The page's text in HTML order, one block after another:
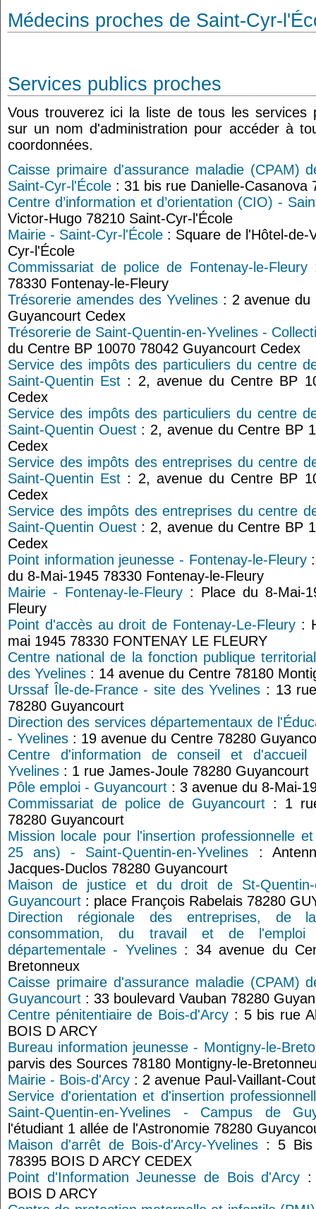
Médecins proches de Saint-Cyr-
Services publics proches
Vous trouverez ici la liste de tous les services
sur un nom d'administration pour accéder à
coordonnées.
Caisse primaire d'assurance maladie (CPAM)
Saint-Cyr-l'École : 31 bis rue Danielle-Casanova
Centre d’information et d’orientation (CIO) -
Victor-Hugo 78210 Saint-Cyr-l'École
Mairie - Saint-Cyr-l'École : Square de l'Hôtel-de-
Cyr-l'École
Commissariat de police de Fontenay-le-Fleury:
78330 Fontenay-le-Fleury
Trésorerie amendes des Yvelines: 2 avenue du
Guyancourt Cedex
Trésorerie de Saint-Quentin-en-Yvelines -
du Centre BP 10070 78042 Guyancourt Cedex
Service des impôts des particuliers du centre
Saint-Quentin Est : 2, avenue du Centre BP
Cedex
Service des impôts des particuliers du centre
Saint-Quentin Ouest: 2, avenue du Centre BP
Cedex
Service des impôts des entreprises du centre
Saint-Quentin Est : 2, avenue du Centre BP
Cedex
Service des impôts des entreprises du centre
Saint-Quentin Ouest: 2, avenue du Centre BP
Cedex
Point information jeunesse - Fontenay-le-Fleury:
du 8-Mai-1945 78330 Fontenay-le-Fleury
Mairie - Fontenay-le-Fleury : Place du 8-Mai-
Fleury
Point d'accès au droit de Fontenay-Le-Fleury :
mai 1945 78330 FONTENAY LE FLEURY
Centre national de la fonction publique
des Yvelines : 14 avenue du Centre 78180
Urssaf Île-de-France - site des Yvelines : 13
78280 Guyancourt
Direction des services départementaux de
- Yvelines : 19 avenue du Centre 78280
Centre d'information de conseil et
Yvelines : 1 rue James-Joule 78280 Guyancourt
Pôle emploi - Guyancourt : 3 avenue du 8-Mai-
Commissariat de police de Guyancourt : 1
78280 Guyancourt
Mission locale pour l'insertion professionnelle
25 ans) - Saint-Quentin-en-Yvelines :
Jacques-Duclos 78280 Guyancourt
Maison de justice et du droit de St-Quentin-
Guyancourt : place François Rabelais 78280
Direction régionale des entreprises, de
consommation, du travail et de l'emploi
départementale - Yvelines: 34 avenue du
Bretonneux
Caisse primaire d'assurance maladie (CPAM)
Guyancourt : 33 boulevard Vauban 78280
Centre pénitentiaire de Bois-d'Arcy : 5 bis rue
BOIS D ARCY
Bureau information jeunesse - Montigny-le-
parvis des Sources 78180 Montigny-le-
Mairie - Bois-d'Arcy : 2 avenue Paul-Vaillant-
Service d'orientation et d'insertion
Saint-Quentin-en-Yvelines - Campus de
l'étudiant 1 allée de l'Astronomie 78280
Maison d'arrêt de Bois-d'Arcy-Yvelines : 5 Bis
78395 BOIS D ARCY CEDEX
Point d'Information Jeunesse de Bois d'Arcy :
BOIS D ARCY